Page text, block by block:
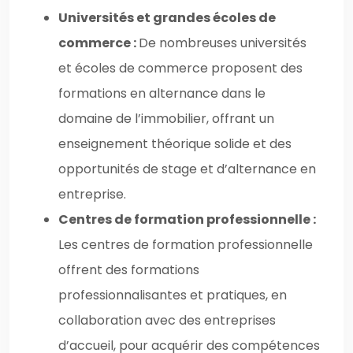
Universités et grandes écoles de
commerce :De nombreuses universités
et écoles de commerce proposent des
formations en alternance dans le
domaine de l’immobilier, offrant un
enseignement théorique solide et des
opportunités de stage et d’alternance en
entreprise.
Centres de formation professionnelle :
Les centres de formation professionnelle
offrent des formations
professionnalisantes et pratiques, en
collaboration avec des entreprises
d’accueil, pour acquérir des compétences